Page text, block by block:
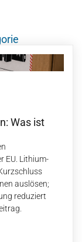
Was ist
EU. Lithium-
auslösen;
reduziert